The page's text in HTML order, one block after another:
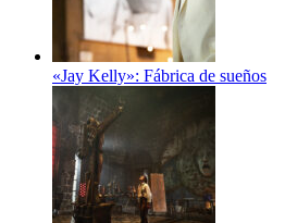
«Jay Kelly»: Fábrica de sueños